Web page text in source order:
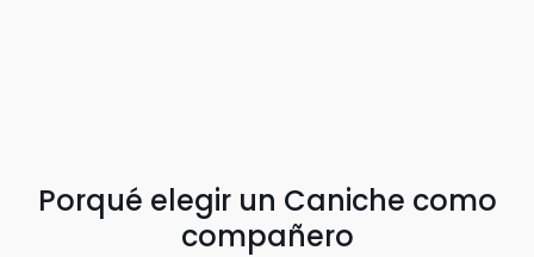
Porqué elegir un Caniche como
compañero